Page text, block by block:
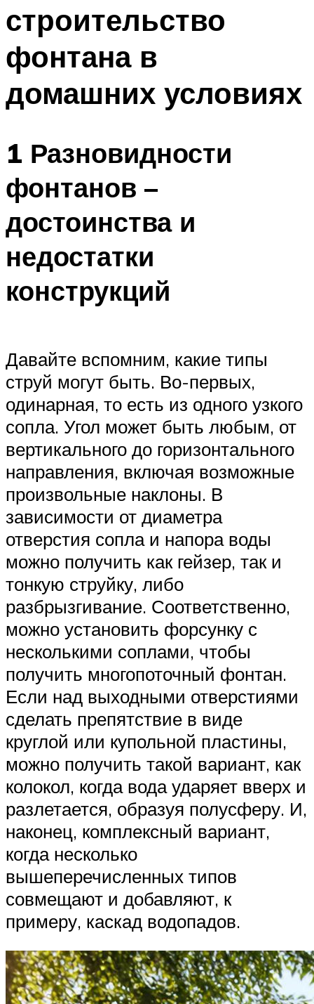
Меню
строительство
фонтана в
домашних условиях
1 Разновидности
фонтанов –
достоинства и
недостатки
конструкций
Давайте вспомним, какие типы
струй могут быть. Во-первых,
одинарная, то есть из одного узкого
сопла. Угол может быть любым, от
вертикального до горизонтального
направления, включая возможные
произвольные наклоны. В
зависимости от диаметра
отверстия сопла и напора воды
можно получить как гейзер, так и
тонкую струйку, либо
разбрызгивание. Соответственно,
можно установить форсунку с
несколькими соплами, чтобы
получить многопоточный фонтан.
Если над выходными отверстиями
сделать препятствие в виде
круглой или купольной пластины,
можно получить такой вариант, как
колокол, когда вода ударяет вверх и
разлетается, образуя полусферу. И,
наконец, комплексный вариант,
когда несколько
вышеперечисленных типов
совмещают и добавляют, к
примеру, каскад водопадов.